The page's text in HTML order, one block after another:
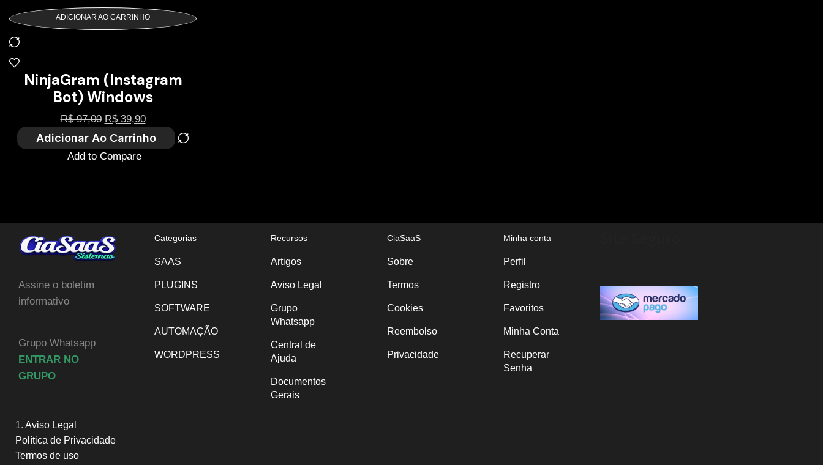
ADICIONAR AO CARRINHO
NinjaGram (Instagram
Bot) Windows
R$97,00 R$39,90
Adicionar Ao Carrinho
Add to Compare
Assine o boletim
informativo
Grupo Whatsapp
ENTRAR NO
GRUPO
Categorias
SAAS
PLUGINS
SOFTWARE
AUTOMAÇÃO
WORDPRESS
Recursos
Artigos
Aviso Legal
Grupo
Whatsapp
Central de
Ajuda
Documentos
Gerais
CiaSaaS
Sobre
Termos
Cookies
Reembolso
Privacidade
Minha conta
Perfil
Registro
Favoritos
Minha Conta
Recuperar
Senha
1. Aviso Legal
Política de Privacidade
Termos de uso